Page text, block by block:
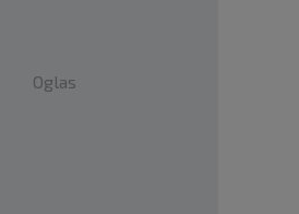
Oglas